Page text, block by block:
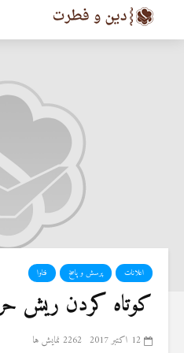
اعلانات پرسش و پاسخ فتاوا
کوتاه کردن ريش
12 اکتبر 2017 2262 نمایش ها